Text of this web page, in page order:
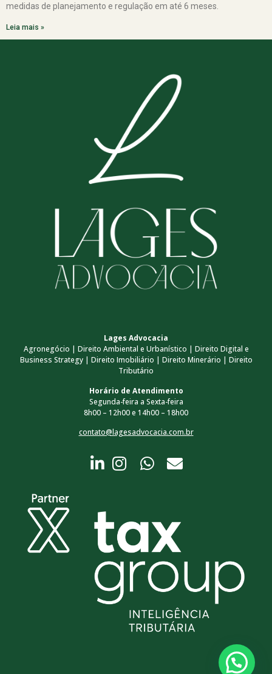
medidas de planejamento e regulação em até 6 meses.
Leia mais »
Lages Advocacia
Agronegócio | Direito Ambiental e Urbanístico | Direito Digital e
Business Strategy | Direito Imobiliário | Direito Minerário | Direito
Tributário
Horário de Atendimento
Segunda-feira a Sexta-feira
8h00 – 12h00 e 14h00 – 18h00
contato@lagesadvocacia.com.br